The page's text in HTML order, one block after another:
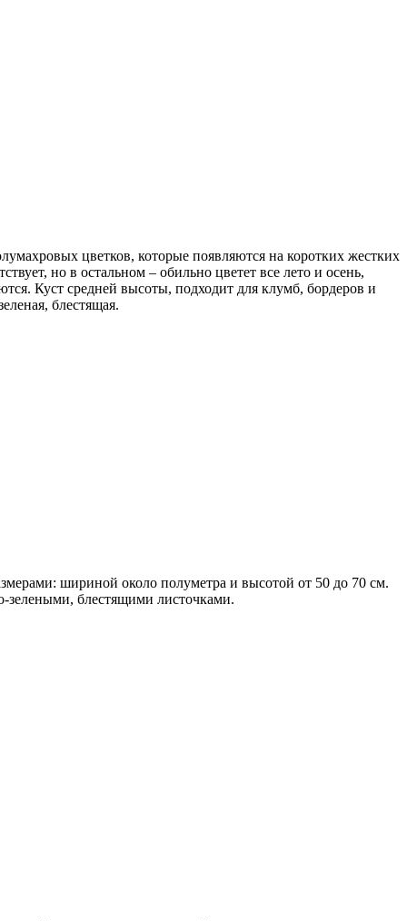
цветков, которые появляются на коротких жестких
но в остальном – обильно цветет все лето и осень,
Куст средней высоты, подходит для клумб, бордеров и
блестящая.
шириной около полуметра и высотой от 50 до 70 см.
блестящими листочками.